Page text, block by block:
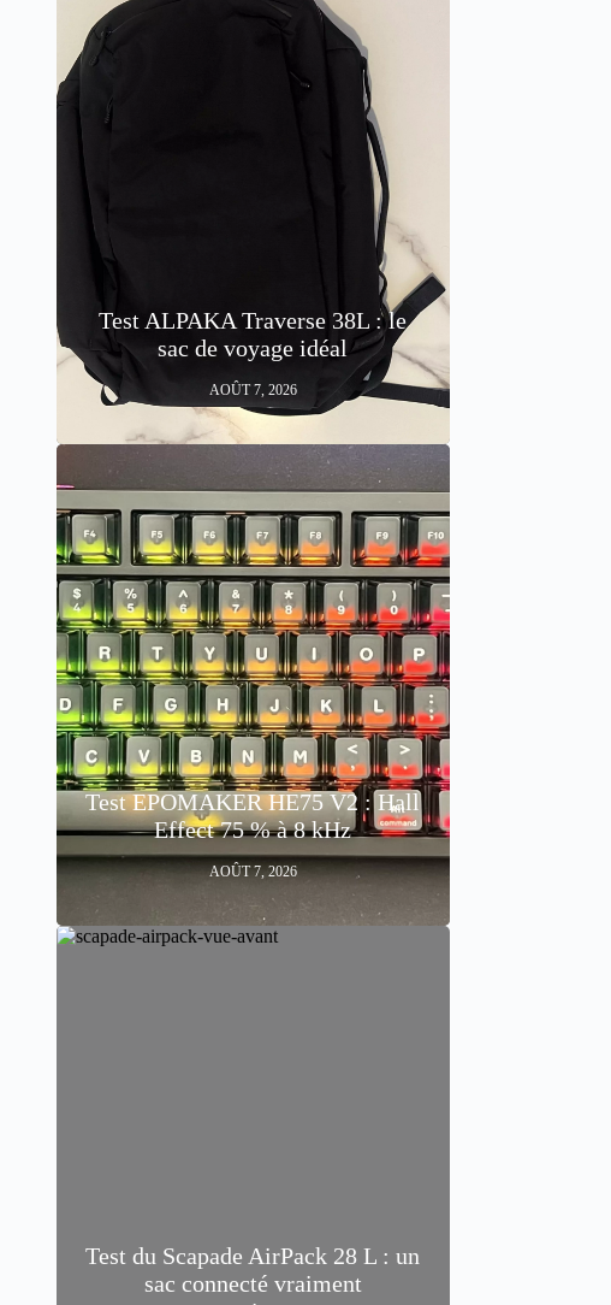
Test ALPAKA Traverse 38L : le
sac de voyage idéal
AOÛT 7, 2026
Test EPOMAKER HE75 V2 : Hall
Effect 75 % à 8 kHz
AOÛT 7, 2026
Test du Scapade AirPack 28 L : un
sac connecté vraiment